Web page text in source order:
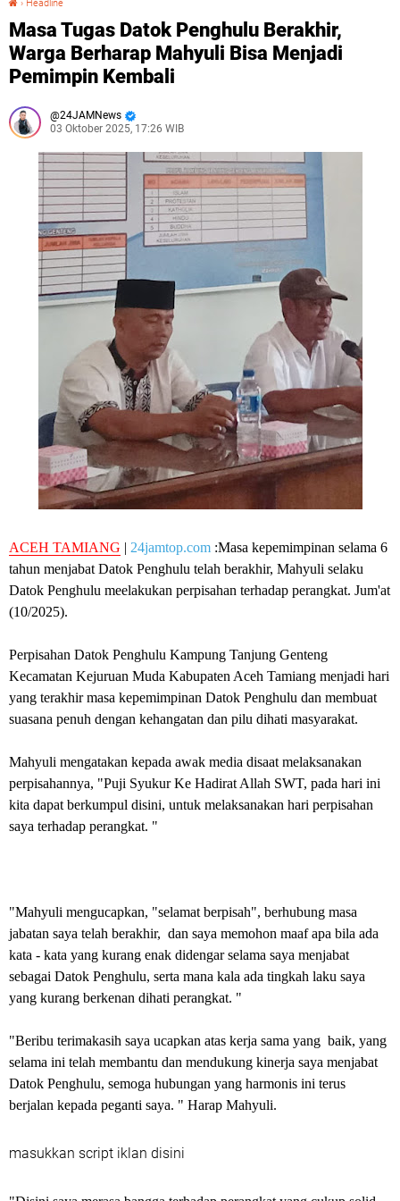
› Headline
Masa Tugas Datok Penghulu Berakhir,
Warga Berharap Mahyuli Bisa Menjadi
Pemimpin Kembali
24JAMNews
03 Oktober 2025, 17:26 WIB
ACEH TAMIANG | 24jamtop.com :Masa kepemimpinan selama 6
tahun menjabat Datok Penghulu telah berakhir, Mahyuli selaku
Datok Penghulu meelakukan perpisahan terhadap perangkat. Jum'at
(10/2025).
Perpisahan Datok Penghulu Kampung Tanjung Genteng
Kecamatan Kejuruan Muda Kabupaten Aceh Tamiang menjadi hari
yang terakhir masa kepemimpinan Datok Penghulu dan membuat
suasana penuh dengan kehangatan dan pilu dihati masyarakat.
Mahyuli mengatakan kepada awak media disaat melaksanakan
perpisahannya, "Puji Syukur Ke Hadirat Allah SWT, pada hari ini
kita dapat berkumpul disini, untuk melaksanakan hari perpisahan
saya terhadap perangkat. "
"Mahyuli mengucapkan, "selamat berpisah", berhubung masa
jabatan saya telah berakhir, dan saya memohon maaf apa bila ada
kata - kata yang kurang enak didengar selama saya menjabat
sebagai Datok Penghulu, serta mana kala ada tingkah laku saya
yang kurang berkenan dihati perangkat. "
"Beribu terimakasih saya ucapkan atas kerja sama yang baik, yang
selama ini telah membantu dan mendukung kinerja saya menjabat
Datok Penghulu, semoga hubungan yang harmonis ini terus
berjalan kepada peganti saya. " Harap Mahyuli.
masukkan script iklan disini